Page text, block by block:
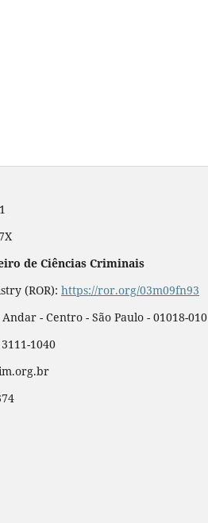
de Ciências Criminais
(ROR): https://ror.org/03m09fn93
- Centro - São Paulo - 01018-010
1040